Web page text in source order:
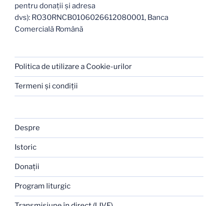
pentru donații și adresa
dvs): RO30RNCB0106026612080001, Banca
Comercială Română
Politica de utilizare a Cookie-urilor
Termeni şi condiţii
Despre
Istoric
Donaţii
Program liturgic